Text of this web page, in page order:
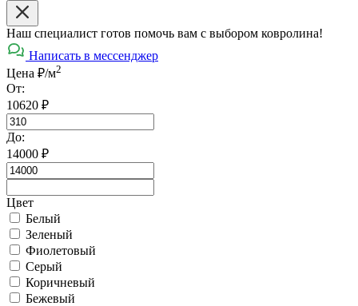
Наш специалист готов помочь вам с выбором ковролина!
Написать в мессенджер
Цена ₽/м2
От:
10620 ₽
До:
14000 ₽
Цвет
Белый
Зеленый
Фиолетовый
Серый
Коричневый
Бежевый